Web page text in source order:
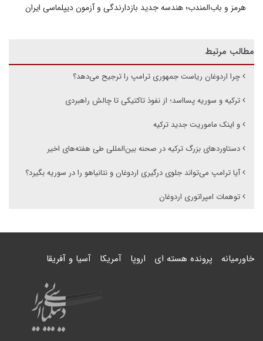
هرمز و باب‌المندب؛ هندسه جدید بازدارندگی و آزمون دیپلماسی ایران
مطالب مرتبط
چرا اردوغان ریاست جمهوری ترامپ را ترجیح می‌دهد؟
ترکیه و سوریه پسااسد؛ از نفوذ تاکتیکی تا چالش راهبردی
و اینک ماموریت جدید ترکیه
دستاوردهای بزرگ ترکیه در صحنه بین‌المللی طی هفته‌های اخیر
آیا ترامپ می‌تواند جلوی درگیری اردوغان و نتانیاهو را در سوریه بگیرد؟
توهمات امپراتوری اردوغان
خاورمیانه پرونده هسته ای اروپا آمریکا آسیا و آفریقا